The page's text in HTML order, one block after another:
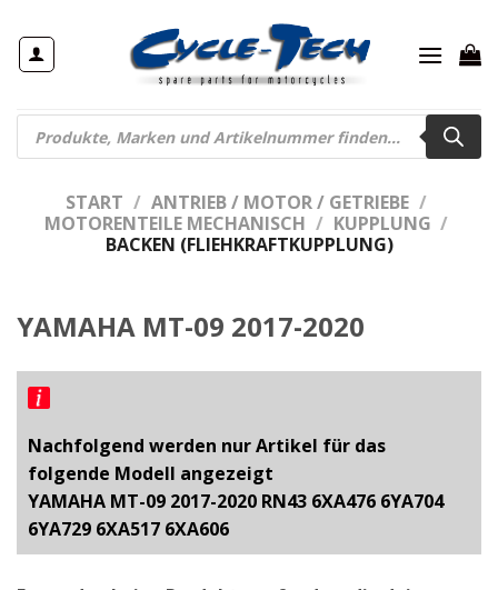
Inhalt
springen
Products
search
START / ANTRIEB / MOTOR / GETRIEBE /
MOTORENTEILE MECHANISCH / KUPPLUNG /
BACKEN (FLIEHKRAFTKUPPLUNG)
YAMAHA MT-09 2017-2020
Nachfolgend werden nur Artikel für das
folgende Modell angezeigt
YAMAHA MT-09 2017-2020 RN43 6XA476 6YA704
6YA729 6XA517 6XA606